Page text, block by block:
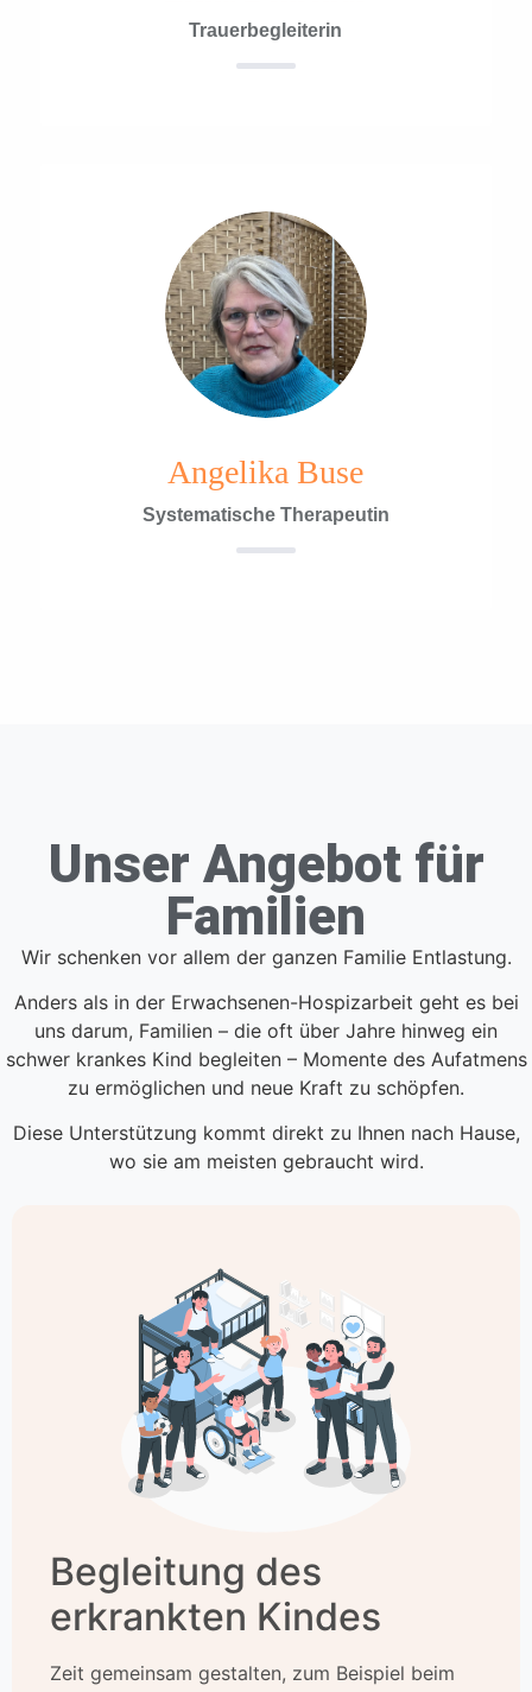
Trauerbegleiterin
Angelika Buse
Systematische Therapeutin
Unser Angebot für
Familien
Wir schenken vor allem der ganzen Familie Entlastung.
Anders als in der Erwachsenen-Hospizarbeit geht es bei
uns darum, Familien – die oft über Jahre hinweg ein
schwer krankes Kind begleiten – Momente des Aufatmens
zu ermöglichen und neue Kraft zu schöpfen.
Diese Unterstützung kommt direkt zu Ihnen nach Hause,
wo sie am meisten gebraucht wird.
Begleitung des
erkrankten Kindes
Zeit gemeinsam gestalten, zum Beispiel beim